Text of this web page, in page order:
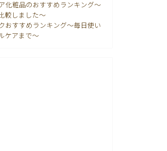
化粧品のおすすめランキング〜
較しました〜
おすすめランキング〜毎日使い
ケアまで〜